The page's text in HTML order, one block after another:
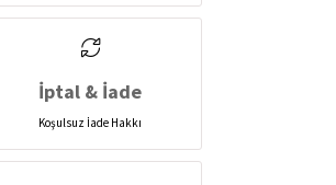
İptal & İade
Koşulsuz İade Hakkı